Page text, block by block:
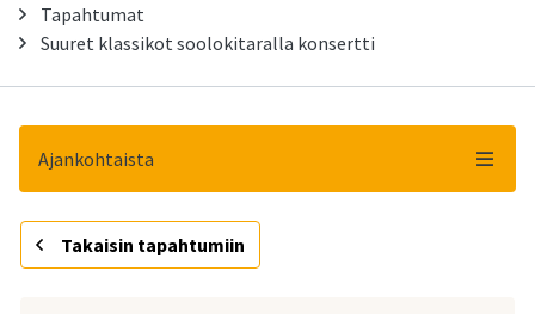
Tapahtumat
Suuret klassikot soolokitaralla konsertti
Ajankohtaista
Takaisin tapahtumiin